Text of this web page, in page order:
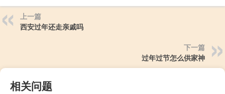
上一篇
西安过年还走亲戚吗
下一篇
过年过节怎么供家神
相关问题